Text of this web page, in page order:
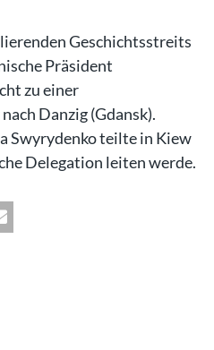
Geschichtsstreits
Präsident
zu einer
Danzig (Gdansk).
Swyrydenko teilte in Kiew
Delegation leiten werde.